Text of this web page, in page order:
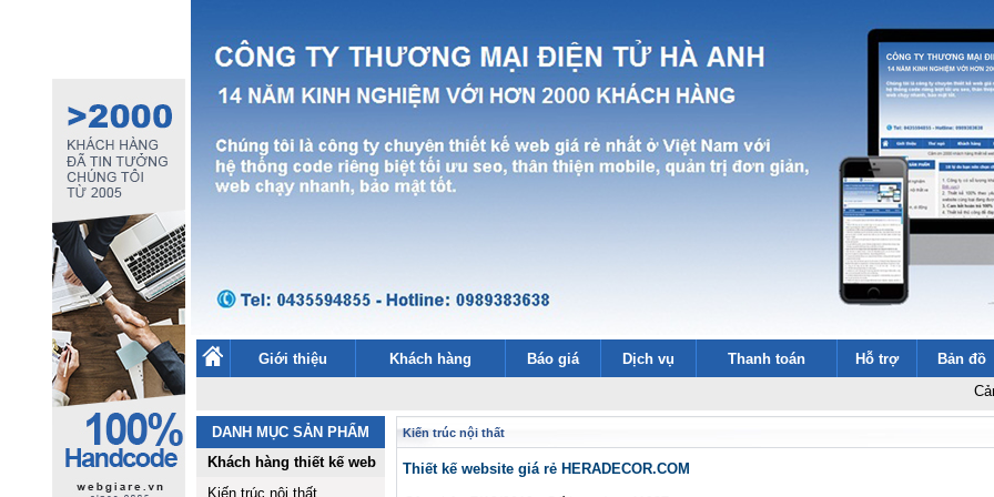
Giới thiệu Khách hàng Báo giá Dịch vụ Thanh toán Hỗ trợ Bản đồ
Cảm ơn
DANH MỤC SẢN PHẨM
Khách hàng thiết kế web
Kiến trúc nội thất
Kiến trúc nội thất
Thiết kế website giá rẻ HERADECOR.COM